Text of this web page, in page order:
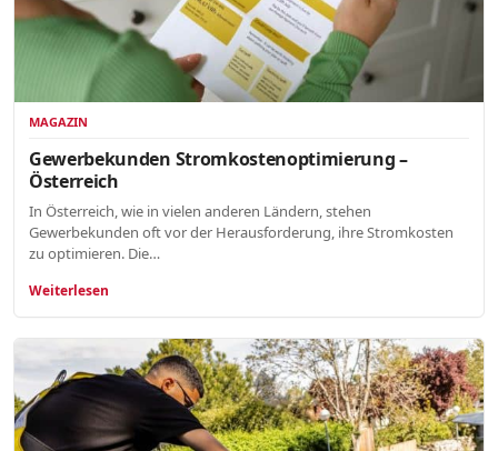
MAGAZIN
Gewerbekunden Stromkostenoptimierung –
Österreich
In Österreich, wie in vielen anderen Ländern, stehen
Gewerbekunden oft vor der Herausforderung, ihre Stromkosten
zu optimieren. Die…
Weiterlesen